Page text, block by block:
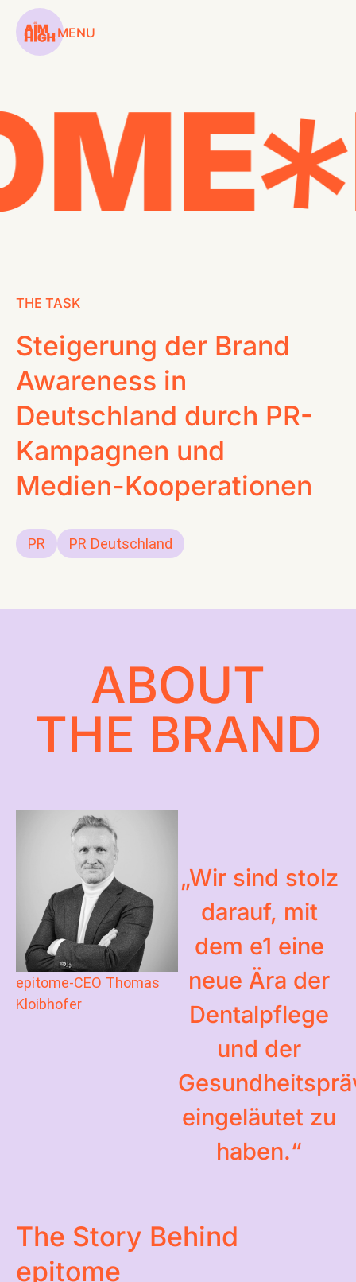
SERVICES
WORKSHOPS
CONTENT HUB
ABOUT
CONTACT
MENU
THE TASK
Steigerung der Brand
Awareness in
Deutschland durch PR-
Kampagnen und
Medien-Kooperationen
PR PR Deutschland
ABOUT
THE BRAND
epitome-CEO Thomas
Kloibhofer
„Wir sind stolz
darauf, mit
dem e1 eine
neue Ära der
Dentalpflege
und der
eingeläutet zu
haben.“
The Story Behind
epitome